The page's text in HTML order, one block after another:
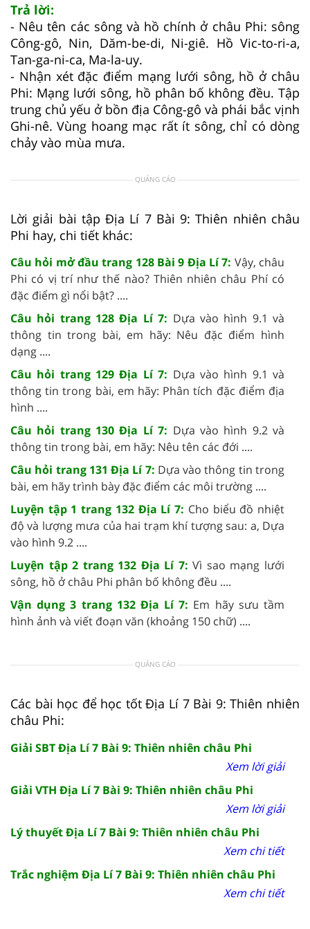
Trả lời:
- Nêu tên các sông và hồ chính ở châu Phi: sông
Công-gô, Nin, Dăm-be-di, Ni-giê. Hồ Vic-to-ri-a,
Tan-ga-ni-ca, Ma-la-uy.
- Nhận xét đặc điểm mạng lưới sông, hồ ở châu
Phi: Mạng lưới sông, hồ phân bố không đều. Tập
trung chủ yếu ở bồn địa Công-gô và phái bắc vịnh
Ghi-nê. Vùng hoang mạc rất ít sông, chỉ có dòng
chảy vào mùa mưa.
QUẢNG CÁO
Lời giải bài tập Địa Lí 7 Bài 9: Thiên nhiên châu
Phi hay, chi tiết khác:
Câu hỏi mở đầu trang 128 Bài 9 Địa Lí 7: Vậy, châu
Phi có vị trí như thế nào? Thiên nhiên châu Phí có
đặc điểm gì nổi bật? ....
Câu hỏi trang 128 Địa Lí 7: Dựa vào hình 9.1 và
thông tin trong bài, em hãy: Nêu đặc điểm hình
dạng ....
Câu hỏi trang 129 Địa Lí 7: Dựa vào hình 9.1 và
thông tin trong bài, em hãy: Phân tích đặc điểm địa
hình ....
Câu hỏi trang 130 Địa Lí 7: Dựa vào hình 9.2 và
thông tin trong bài, em hãy: Nêu tên các đới ....
Câu hỏi trang 131 Địa Lí 7: Dựa vào thông tin trong
bài, em hãy trình bày đặc điểm các môi trường ....
Luyện tập 1 trang 132 Địa Lí 7: Cho biểu đồ nhiệt
độ và lượng mưa của hai trạm khí tượng sau: a, Dựa
vào hình 9.2 ....
Luyện tập 2 trang 132 Địa Lí 7: Vì sao mạng lưới
sông, hồ ở châu Phi phân bố không đều ....
Vận dụng 3 trang 132 Địa Lí 7: Em hãy sưu tầm
hình ảnh và viết đoạn văn (khoảng 150 chữ) ....
QUẢNG CÁO
Các bài học để học tốt Địa Lí 7 Bài 9: Thiên nhiên
châu Phi:
Giải SBT Địa Lí 7 Bài 9: Thiên nhiên châu Phi
Xem lời giải
Giải VTH Địa Lí 7 Bài 9: Thiên nhiên châu Phi
Xem lời giải
Lý thuyết Địa Lí 7 Bài 9: Thiên nhiên châu Phi
Xem chi tiết
Trắc nghiệm Địa Lí 7 Bài 9: Thiên nhiên châu Phi
Xem chi tiết